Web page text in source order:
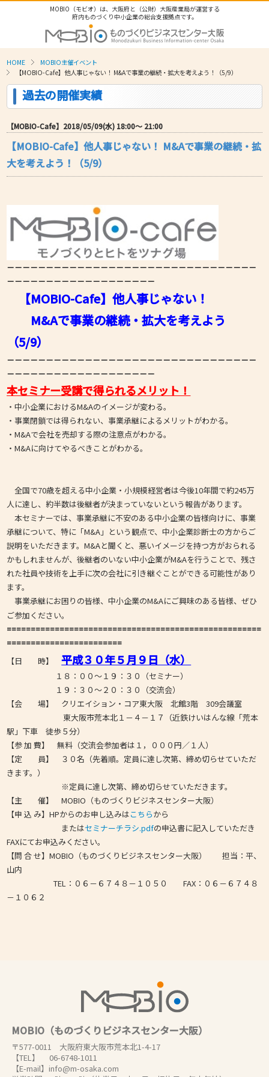
MOBIO（モビオ）は、大阪府と（公財）大阪産業局が運営する
府内ものづくり中小企業の総合支援拠点です。
HOME
MOBIO主催イベント
【MOBIO-Cafe】他人事じゃない！ M&Aで事業の継続・拡大を考えよう！（5/9）
過去の開催実績
【MOBIO-Cafe】2018/05/09(水) 18:00〜 21:00
【MOBIO-Cafe】他人事じゃない！ M&Aで事業の継続・拡
大を考えよう！（5/9）
－－－－－－－－－－－－－－－－－－－－－－－－－－－－－－－－
－－－－－－－－－－－－－－－－－－－
【MOBIO-Cafe】他人事じゃない！
M&Aで事業の継続・拡大を考えよう
（5/9）
－－－－－－－－－－－－－－－－－－－－－－－－－－－－－－－－
－－－－－－－－－－－－－－－－－－－
本セミナー受講で得られるメリット！
・中小企業におけるM&Aのイメージが変わる。
・事業閉鎖では得られない、事業承継によるメリットがわかる。
・M&Aで会社を売却する際の注意点がわかる。
・M&Aに向けてやるべきことがわかる。
全国で70歳を超える中小企業・小規模経営者は今後10年間で約245万
人に達し、約半数は後継者が決まっていないという報告があります。
本セミナーでは、事業承継に不安のある中小企業の皆様向けに、事業
承継について、特に「M&A」という観点で、中小企業診断士の方からご
説明をいただきます。M&Aと聞くと、悪いイメージを持つ方がおられる
かもしれませんが、後継者のいない中小企業がM&Aを行うことで、残さ
れた社員や技術を上手に次の会社に引き継ぐことができる可能性があり
ます。
事業承継にお困りの皆様、中小企業のM&Aにご興味のある皆様、ぜひ
ご参加ください。
=====================================================
========================
【日 時】平成３０年５月９日（水）
１８：００～１９：３０（セミナー）
１９：３０～２０：３０（交流会）
【会 場】 クリエイション・コア東大阪 北館3階 309会議室
東大阪市荒本北１－４－１７（近鉄けいはんな線「荒本
駅」下車 徒歩５分）
【参 加 費】 無料（交流会参加者は１，０００円／１人）
【定 員】 ３０名（先着順。定員に達し次第、締め切らせていただ
きます。）
※定員に達し次第、締め切らせていただきます。
【主 催】 MOBIO（ものづくりビジネスセンター大阪）
【申 込 み】HPからのお申し込みはこちらから
またはセミナーチラシ.pdfの申込書に記入していただき
FAXにてお申込みください。
【問 合 せ】MOBIO（ものづくりビジネスセンター大阪） 担当：平、
山内
TEL：０６－６７４８－１０５０ FAX：０６－６７４８
－１０６２
MOBIO（ものづくりビジネスセンター大阪）
〒577-0011 大阪府東大阪市荒本北1-4-17
【TEL】 06-6748-1011
【E-mail】info@m-osaka.com